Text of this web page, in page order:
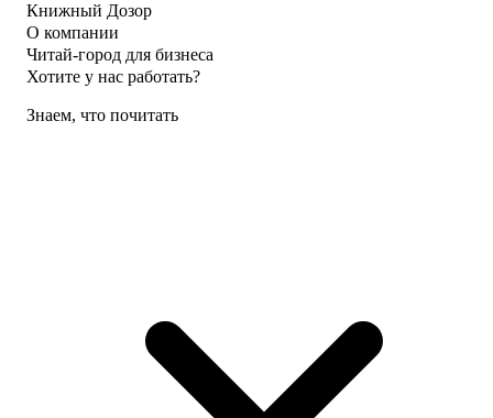
Книжный Дозор
О компании
Читай-город для бизнеса
Хотите у нас работать?
Знаем, что почитать